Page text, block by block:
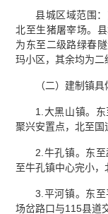
县城区域范围
北至生猪屠宰场。
为东至二级路绿春
玛小区，其余均为二
（二）建制镇
1.大黑山镇。
聚兴安置点，北至国
2.牛孔镇。东
至牛孔镇中心完小，
3.平河镇。东
场岔路口与115县道